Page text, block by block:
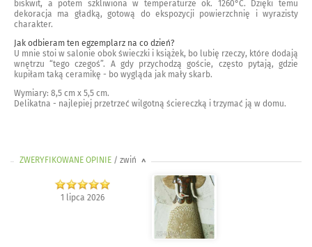
biskwit, a potem szkliwiona w temperaturze ok. 1260°C. Dzięki temu
dekoracja ma gładką, gotową do ekspozycji powierzchnię i wyrazisty
charakter.
Jak odbieram ten egzemplarz na co dzień?
U mnie stoi w salonie obok świeczki i książek, bo lubię rzeczy, które dodają
wnętrzu “tego czegoś”. A gdy przychodzą goście, często pytają, gdzie
kupiłam taką ceramikę - bo wygląda jak mały skarb.
Wymiary: 8,5 cm x 5,5 cm.
Delikatna - najlepiej przetrzeć wilgotną ściereczką i trzymać ją w domu.
ZWERYFIKOWANE OPINIE / zwiń >
1 lipca 2026